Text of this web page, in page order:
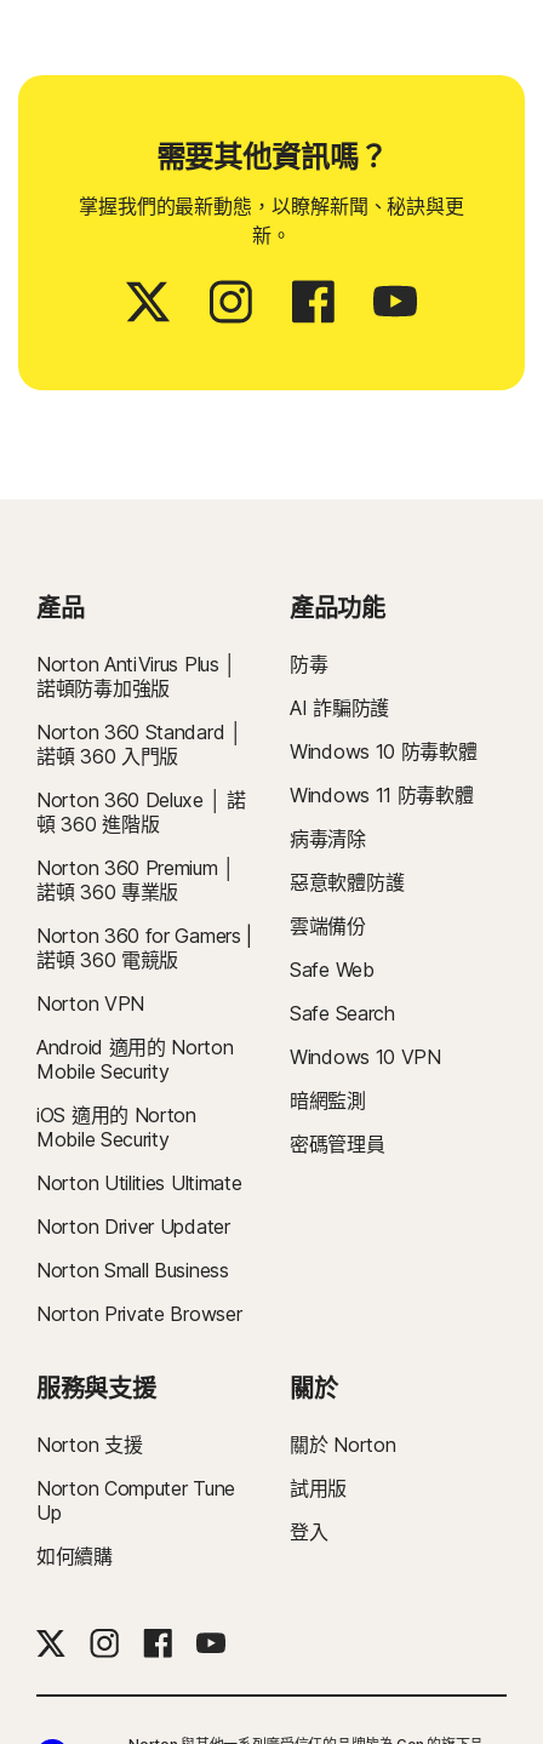
需要其他資訊嗎？
掌握我們的最新動態，以瞭解新聞、秘訣與更
新。
產品
Norton AntiVirus Plus │
諾頓防毒加強版
Norton 360 Standard │
諾頓 360 入門版
Norton 360 Deluxe │ 諾
頓 360 進階版
Norton 360 Premium │
諾頓 360 專業版
Norton 360 for Gamers |
諾頓 360 電競版
Norton VPN
Android 適用的 Norton
Mobile Security
iOS 適用的 Norton
Mobile Security
Norton Utilities Ultimate
Norton Driver Updater
Norton Small Business
Norton Private Browser
產品功能
防毒
AI 詐騙防護
Windows 10 防毒軟體
Windows 11 防毒軟體
病毒清除
惡意軟體防護
雲端備份
Safe Web
Safe Search
Windows 10 VPN
暗網監測
密碼管理員
服務與支援
Norton 支援
Norton Computer Tune
Up
如何續購
關於
關於 Norton
試用版
登入